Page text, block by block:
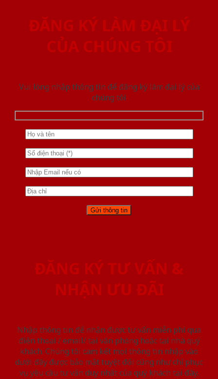
ĐĂNG KÝ LÀM ĐẠI LÝ
CỦA CHÚNG TÔI
Vui lòng nhập thông tin để đăng ký làm đại lý của
chúng tôi
ĐĂNG KÝ TƯ VẤN &
NHẬN ƯU ĐÃI
Nhập thông tin để nhận được tư vấn miễn phí qua
điện thoại / email/ tại văn phòng hoặc tại nhà quý
khách. Chúng tôi cam kết mọi thông tin nhập vào
dưới đây được bảo mật tuyệt đối cũng như chỉ phục
vụ yêu cầu tư vấn duy nhất của quý khách tại đây.